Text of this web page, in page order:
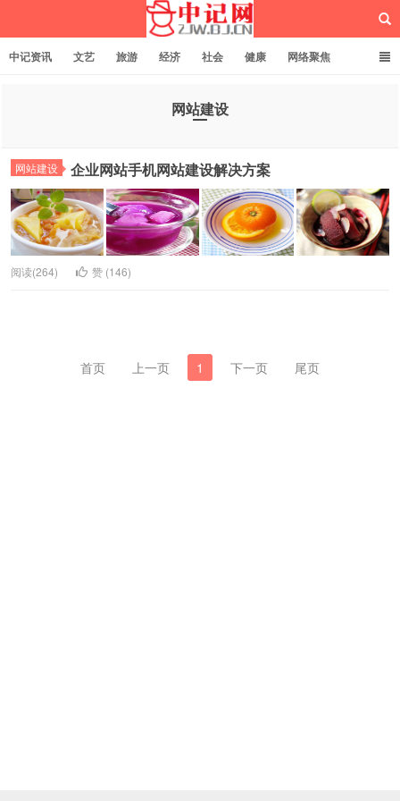
中记资讯 文艺 旅游 经济 社会 健康 网络聚焦
网站建设
网站建设 企业网站手机网站建设解决方案
阅读(264) 赞 (146)
首页 上一页 1 下一页 尾页